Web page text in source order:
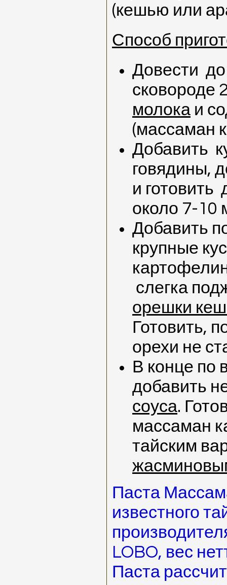
(кешью или
Способ
Довести до
сковороде
молока и
(массаман
Добавить
говядины,
и готовить
около 7-10
Добавить
крупные
слегка
орешки
Готовить,
орехи не
В конце по
добавить
соуса.
массаман
тайским
Паста
известного
LOBO, вес
Паста